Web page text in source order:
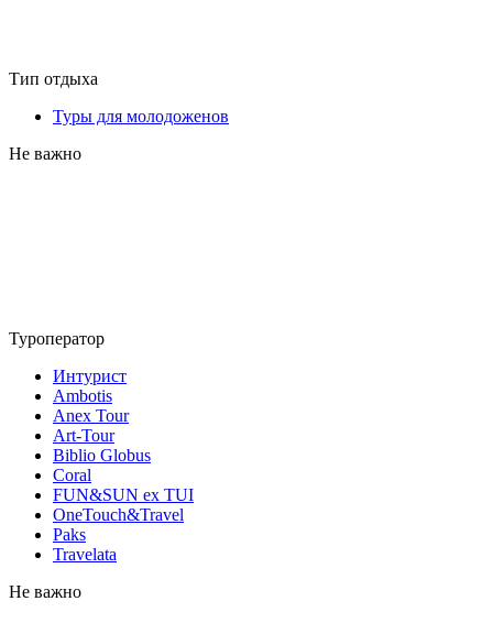
Тип отдыха
Туры для молодоженов
Не важно
Туроператор
Интурист
Ambotis
Anex Tour
Art-Tour
Biblio Globus
Coral
FUN&SUN ex TUI
OneTouch&Travel
Paks
Travelata
Не важно